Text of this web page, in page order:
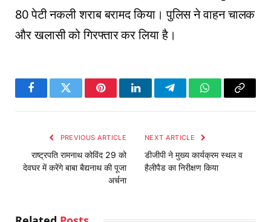
80 पेटी नकली शराब बरामद किया। पुलिस ने वाहन चालक
और खलासी को गिरफ्तार कर लिया है।
FacebookTwitter PinterestLinkedInTelegramWhatsApp
Copy
PREVIOUS ARTICLE
राष्ट्रपति रामनाथ कोविंद 29 को
देवघर में करेंगे बाबा बैद्यनाथ की पूजा
अर्चना
NEXT ARTICLE
डीजीपी ने मुख्य कार्यक्रम स्थल व
हैलीपैड का निरीक्षण किया